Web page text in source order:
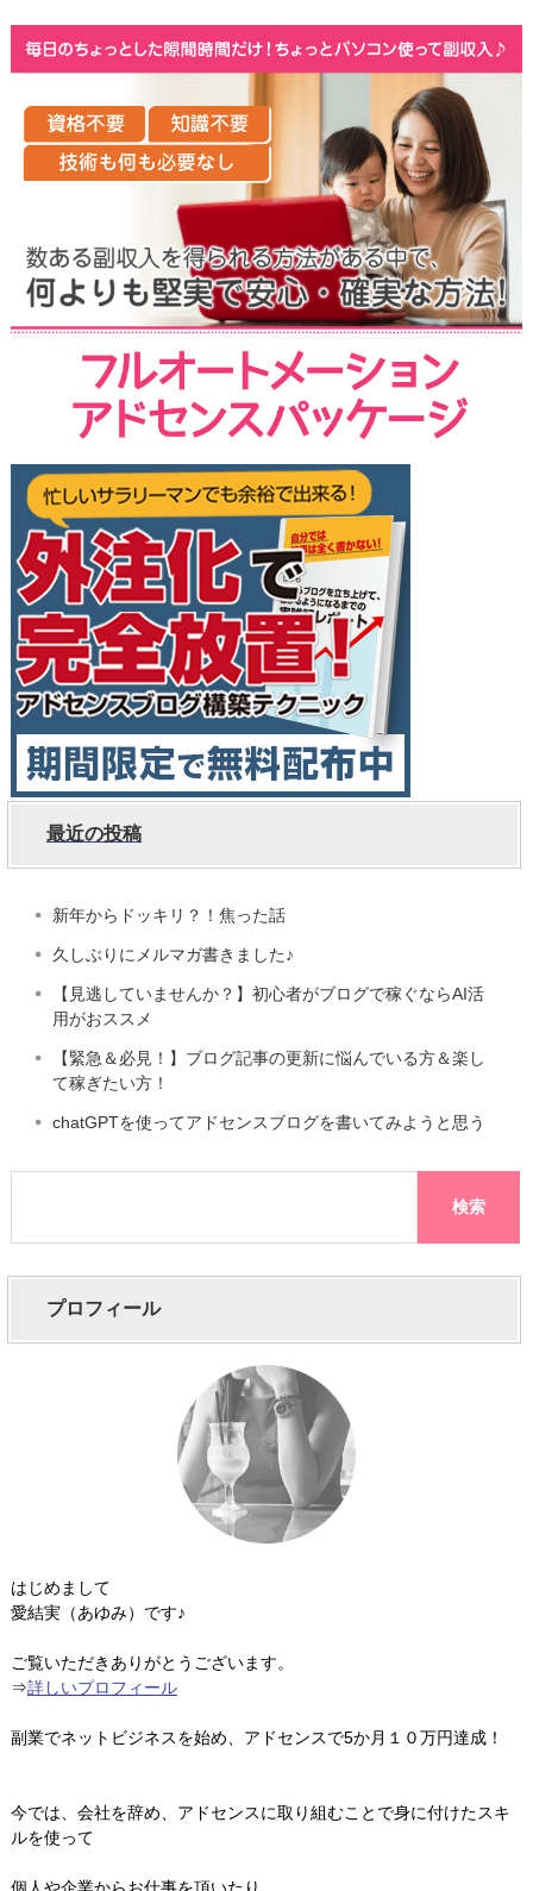
最近の投稿
新年からドッキリ？！焦った話
久しぶりにメルマガ書きました♪
【見逃していませんか？】初心者がブログで稼ぐならAI活
用がおススメ
【緊急＆必見！】ブログ記事の更新に悩んでいる方＆楽し
て稼ぎたい方！
chatGPTを使ってアドセンスブログを書いてみようと思う
プロフィール
はじめまして
愛結実（あゆみ）です♪
ご覧いただきありがとうございます。
⇒詳しいプロフィール
副業でネットビジネスを始め、アドセンスで5か月１０万円達成！
今では、会社を辞め、アドセンスに取り組むことで身に付けたスキ
ルを使って